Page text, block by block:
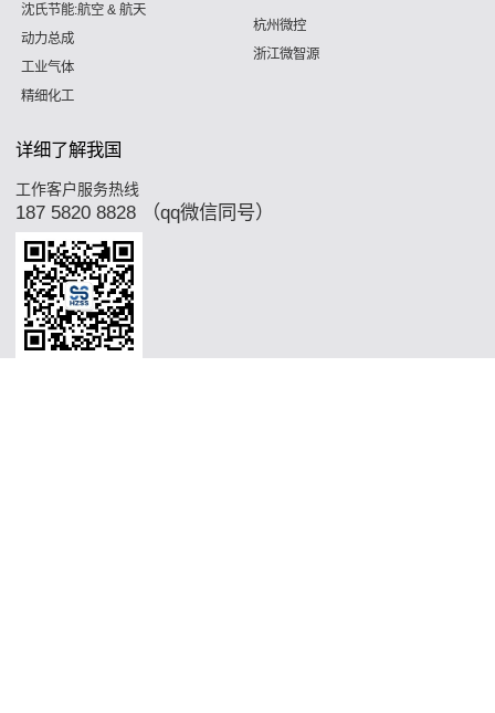
沈氏节能:航空 & 航天
动力总成
工业气体
精细化工
杭州微控
浙江微智源
详细了解我国
工作客户服务热线
187 5820 8828 （qq微信同号）